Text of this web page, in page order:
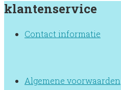
denken
klantenservice
Contact informatie
Algemene voorwaarden